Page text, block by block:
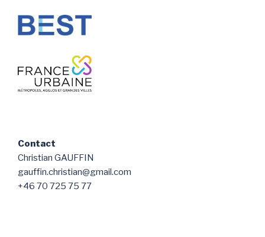
Contact
Christian GAUFFIN
gauffin.christian@gmail.com
+46 70 725 75 77